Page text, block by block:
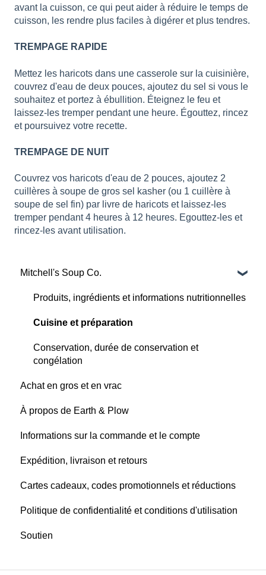
avant la cuisson, ce qui peut aider à réduire le temps de
cuisson, les rendre plus faciles à digérer et plus tendres.
TREMPAGE RAPIDE
Mettez les haricots dans une casserole sur la cuisinière,
couvrez d'eau de deux pouces, ajoutez du sel si vous le
souhaitez et portez à ébullition. Éteignez le feu et
laissez-les tremper pendant une heure. Égouttez, rincez
et poursuivez votre recette.
TREMPAGE DE NUIT
Couvrez vos haricots d'eau de 2 pouces, ajoutez 2
cuillères à soupe de gros sel kasher (ou 1 cuillère à
soupe de sel fin) par livre de haricots et laissez-les
tremper pendant 4 heures à 12 heures. Egouttez-les et
rincez-les avant utilisation.
Mitchell's Soup Co.
Produits, ingrédients et informations nutritionnelles
Cuisine et préparation
Conservation, durée de conservation et
congélation
Achat en gros et en vrac
À propos de Earth & Plow
Informations sur la commande et le compte
Expédition, livraison et retours
Cartes cadeaux, codes promotionnels et réductions
Politique de confidentialité et conditions d'utilisation
Soutien